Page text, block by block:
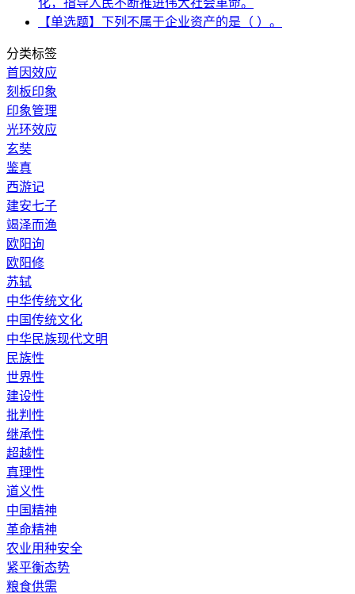
【单选题】下列不属于企业资产的是（ ）。
分类标签
首因效应
刻板印象
印象管理
光环效应
玄奘
鉴真
西游记
建安七子
竭泽而渔
欧阳询
欧阳修
苏轼
中华传统文化
中国传统文化
中华民族现代文明
民族性
世界性
建设性
批判性
继承性
超越性
真理性
道义性
中国精神
革命精神
农业用种安全
紧平衡态势
粮食供需